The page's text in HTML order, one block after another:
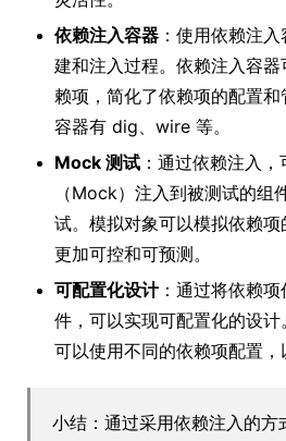
依赖注入容器 ：使用依赖注
建和注入过程。依赖注入容
赖项，简化了依赖项的配置
容器有 dig、wire 等。
Mock 测试 ：通过依赖注入
（Mock）注入到被测试的组
试。模拟对象可以模拟依赖
更加可控和可预测。
可配置化设计：通过将依赖项
件，可以实现可配置化的设
可以使用不同的依赖项配置，
小结：通过采用依赖注入的方